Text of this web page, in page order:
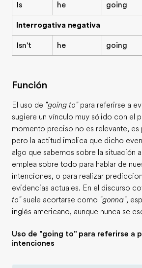
Is he going
Interrogativa negativa
Isn't he going
Función
El uso de "going to"para referirse a
sugiere un vínculo muy sólido con el
momento preciso no es relevante, es
pero la actitud implica que dicho
algo que sabemos sobre la situación
emplea sobre todo para hablar de
intenciones, o para realizar
evidencias actuales. En el discurso
to"suele acortarse como "gonna",
inglés americano, aunque nunca se
Uso de "going to" para referirse a
intenciones